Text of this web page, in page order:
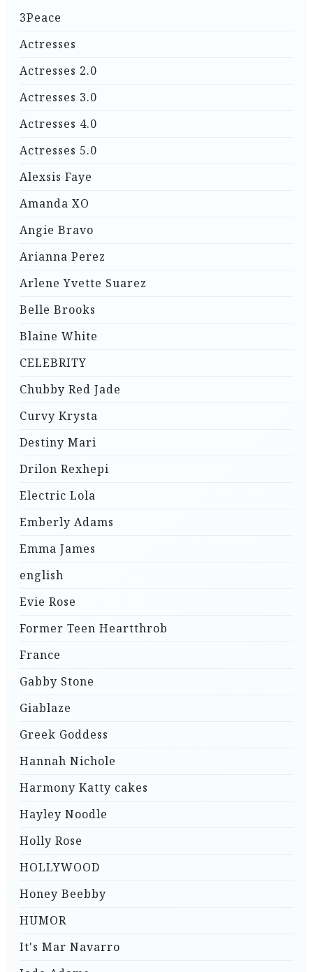
3Peace
Actresses
Actresses 2.0
Actresses 3.0
Actresses 4.0
Actresses 5.0
Alexsis Faye
Amanda XO
Angie Bravo
Arianna Perez
Arlene Yvette Suarez
Belle Brooks
Blaine White
CELEBRITY
Chubby Red Jade
Curvy Krysta
Destiny Mari
Drilon Rexhepi
Electric Lola
Emberly Adams
Emma James
english
Evie Rose
Former Teen Heartthrob
France
Gabby Stone
Giablaze
Greek Goddess
Hannah Nichole
Harmony Katty cakes
Hayley Noodle
Holly Rose
HOLLYWOOD
Honey Beebby
HUMOR
It's Mar Navarro